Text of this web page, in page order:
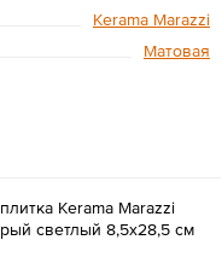
Kerama Marazzi
Матовая
Kerama Marazzi
светлый 8,5х28,5 см